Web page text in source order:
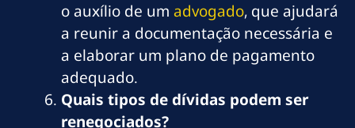
o auxílio de um advogado, que ajudará
a reunir a documentação necessária e
a elaborar um plano de pagamento
adequado.
Quais tipos de dívidas podem ser
renegociados?